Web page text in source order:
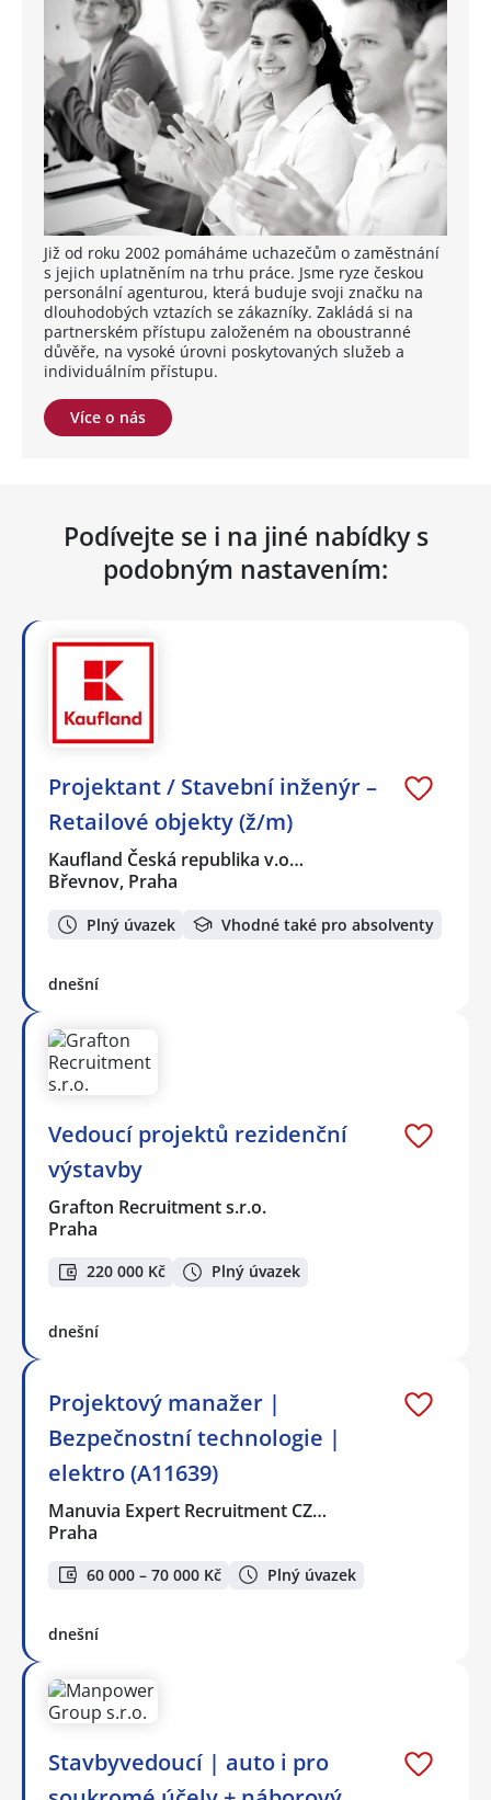
Již od roku 2002 pomáháme uchazečům o zaměstnání
s jejich uplatněním na trhu práce. Jsme ryze českou
personální agenturou, která buduje svoji značku na
dlouhodobých vztazích se zákazníky. Zakládá si na
partnerském přístupu založeném na oboustranné
důvěře, na vysoké úrovni poskytovaných služeb a
individuálním přístupu.
Více o nás
Podívejte se i na jiné nabídky s
podobným nastavením:
Projektant / Stavební inženýr –
Retailové objekty (ž/m)
Kaufland Česká republika v.o…
Břevnov, Praha
Plný úvazek Vhodné také pro absolventy
dnešní
Vedoucí projektů rezidenční
výstavby
Grafton Recruitment s.r.o.
Praha
220 000 Kč Plný úvazek
dnešní
Projektový manažer |
Bezpečnostní technologie |
elektro (A11639)
Manuvia Expert Recruitment CZ…
Praha
60 000 – 70 000 Kč Plný úvazek
dnešní
Stavbyvedoucí | auto i pro